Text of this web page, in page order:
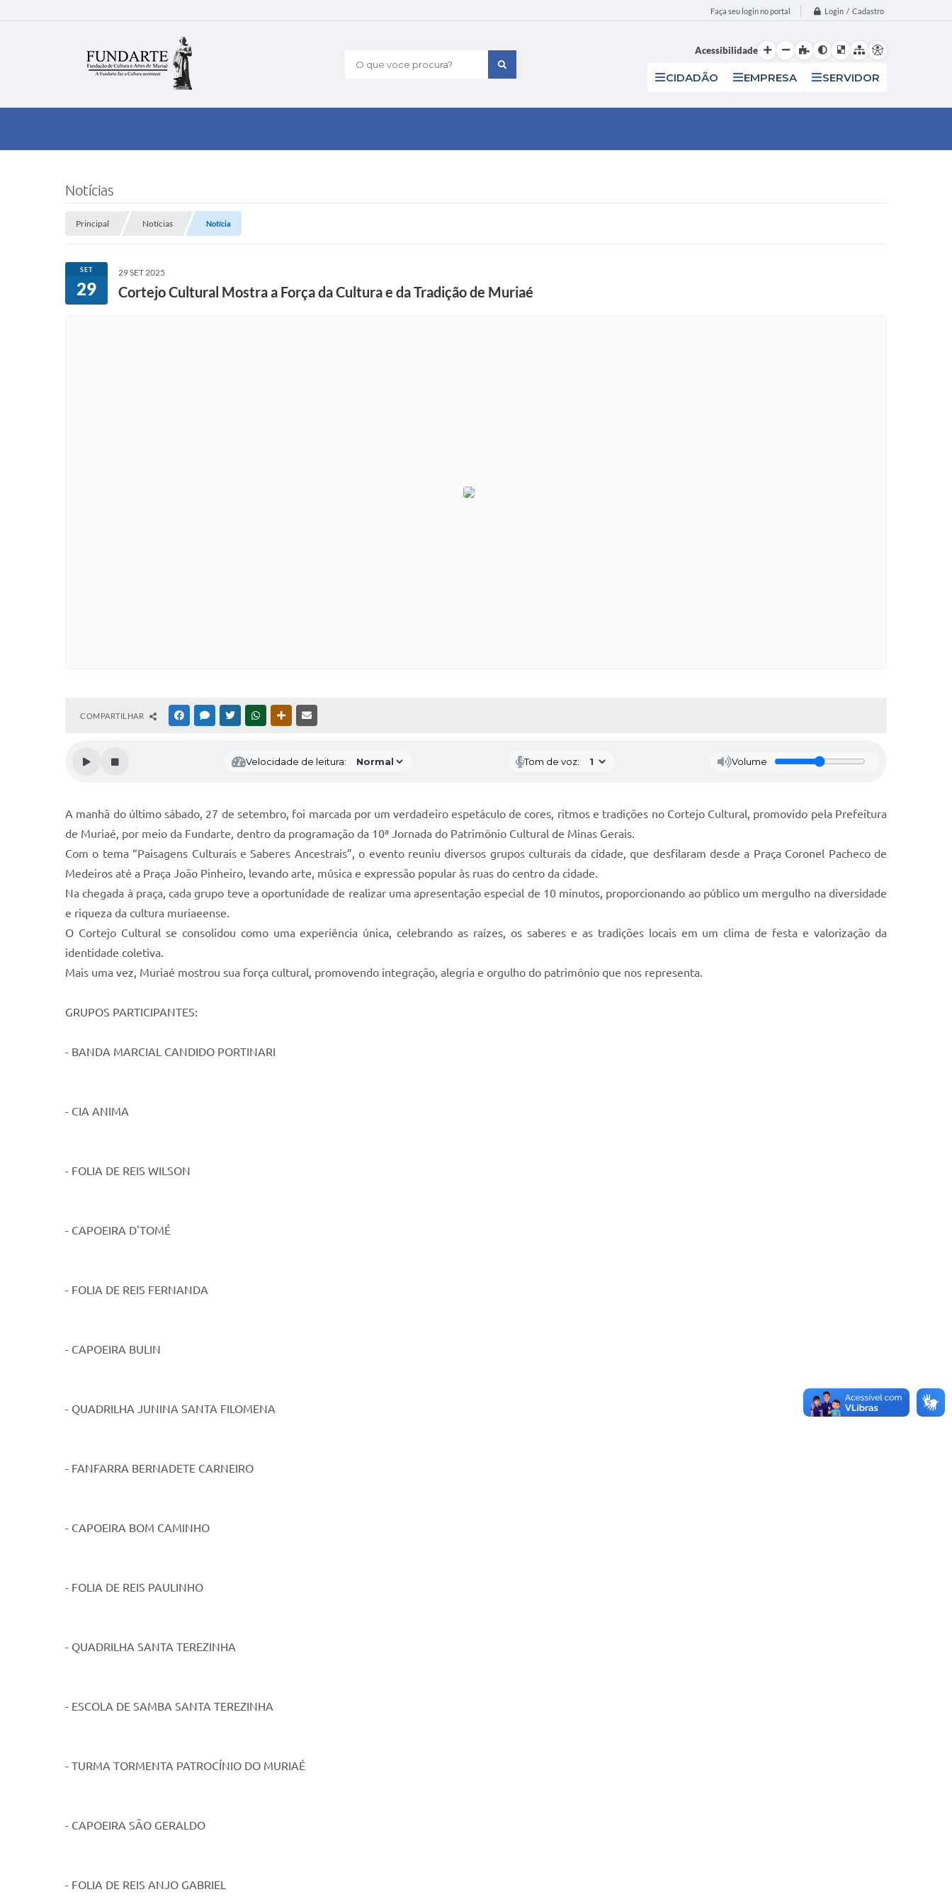
Faça seu login no portal Login / Cadastro
O que voce procura?
Acessibilidade
CIDADÃO EMPRESA SERVIDOR
Notícias
Principal Notícias Notícia
SET
29
29 SET 2025
Cortejo Cultural Mostra a Força da Cultura e da Tradição de Muriaé
COMPARTILHAR FACEBOOKMESSENGER
TWITTERWHATSAPPOUTRAS MÍDIAS
Velocidade de leitura: Tom de voz: Volume
A manhã do último sábado, 27 de setembro, foi marcada por um verdadeiro espetáculo de cores, ritmos e tradições no Cortejo Cultural, promovido pela Prefeitura
de Muriaé, por meio da Fundarte, dentro da programação da 10ª Jornada do Patrimônio Cultural de Minas Gerais.
Com o tema “Paisagens Culturais e Saberes Ancestrais”, o evento reuniu diversos grupos culturais da cidade, que desfilaram desde a Praça Coronel Pacheco de
Medeiros até a Praça João Pinheiro, levando arte, música e expressão popular às ruas do centro da cidade.
Na chegada à praça, cada grupo teve a oportunidade de realizar uma apresentação especial de 10 minutos, proporcionando ao público um mergulho na diversidade
e riqueza da cultura muriaeense.
O Cortejo Cultural se consolidou como uma experiência única, celebrando as raízes, os saberes e as tradições locais em um clima de festa e valorização da
identidade coletiva.
Mais uma vez, Muriaé mostrou sua força cultural, promovendo integração, alegria e orgulho do patrimônio que nos representa.
GRUPOS PARTICIPANTES:
- BANDA MARCIAL CANDIDO PORTINARI
- CIA ANIMA
- FOLIA DE REIS WILSON
- CAPOEIRA D'TOMÉ
- FOLIA DE REIS FERNANDA
- CAPOEIRA BULIN
- QUADRILHA JUNINA SANTA FILOMENA
- FANFARRA BERNADETE CARNEIRO
- CAPOEIRA BOM CAMINHO
- FOLIA DE REIS PAULINHO
- QUADRILHA SANTA TEREZINHA
- ESCOLA DE SAMBA SANTA TEREZINHA
- TURMA TORMENTA PATROCÍNIO DO MURIAÉ
- CAPOEIRA SÃO GERALDO
- FOLIA DE REIS ANJO GABRIEL